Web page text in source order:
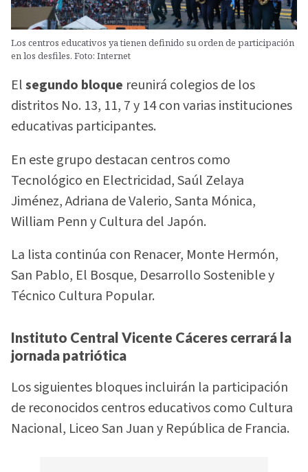
Los centros educativos ya tienen definido su orden de participación
en los desfiles. Foto: Internet
Elsegundo bloque reunirá colegios de los
distritos No. 13, 11, 7 y 14 con varias instituciones
educativas participantes.
En este grupo destacan centros como
Tecnológico en Electricidad, Saúl Zelaya
Jiménez, Adriana de Valerio, Santa Mónica,
William Penn y Cultura del Japón.
La lista continúa con Renacer, Monte Hermón,
San Pablo, El Bosque, Desarrollo Sostenible y
Técnico Cultura Popular.
Instituto Central Vicente Cáceres cerrará la
jornada patriótica
Los siguientes bloques incluirán la participación
de reconocidos centros educativos como Cultura
Nacional, Liceo San Juan y República de Francia.